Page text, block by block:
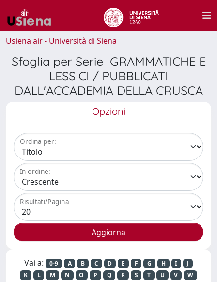
Usiena air - Università di Siena
Sfoglia per Serie GRAMMATICHE E
LESSICI / PUBBLICATI
DALL'ACCADEMIA DELLA CRUSCA
Opzioni
Ordina per:
In ordine:
Risultati/Pagina
Vai a: 0-9 A B C D E F G H I
J
K
L M N O P Q R S T U V
W